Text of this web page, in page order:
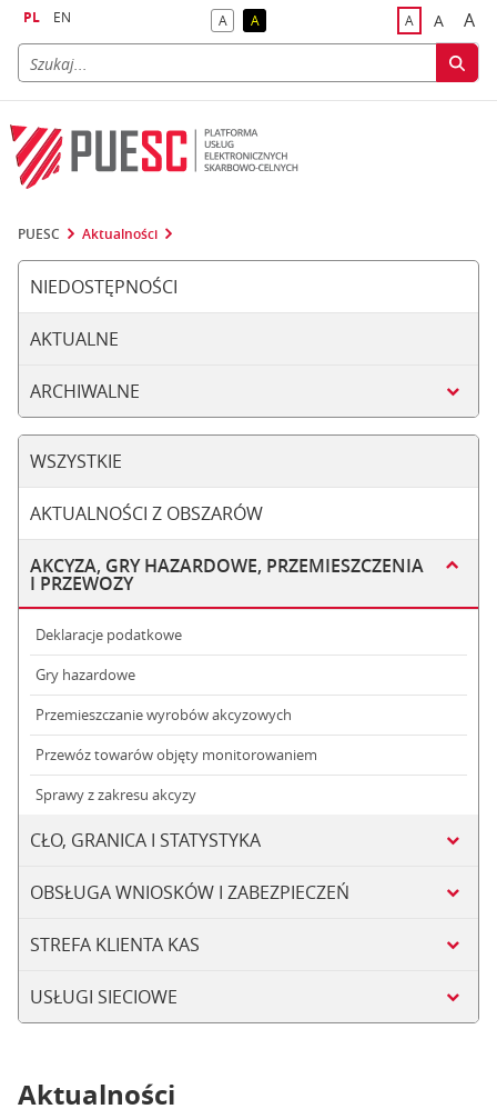
PL EN Akontrast domyślny
Akontrast żółty tekst na czarnym tle
Adomyślna
A A
PUESC Aktualności
NIEDOSTĘPNOŚCI
AKTUALNE
ARCHIWALNE
WSZYSTKIE
AKTUALNOŚCI Z OBSZARÓW
AKCYZA, GRY HAZARDOWE, PRZEMIESZCZENIA
I PRZEWOZY
Deklaracje podatkowe
Gry hazardowe
Przemieszczanie wyrobów akcyzowych
Przewóz towarów objęty monitorowaniem
Sprawy z zakresu akcyzy
CŁO, GRANICA I STATYSTYKA
OBSŁUGA WNIOSKÓW I ZABEZPIECZEŃ
STREFA KLIENTA KAS
USŁUGI SIECIOWE
Aktualności